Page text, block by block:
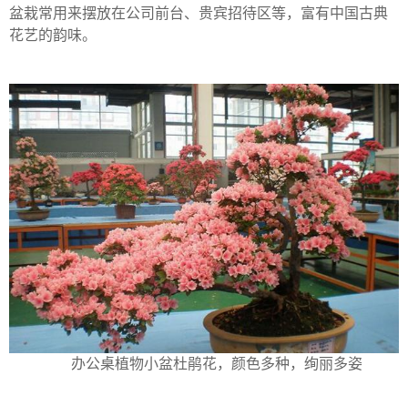
盆栽常用来摆放在公司前台、贵宾招待区等，富有中国古典
花艺的韵味。
办公桌植物小盆杜鹃花，颜色多种，绚丽多姿